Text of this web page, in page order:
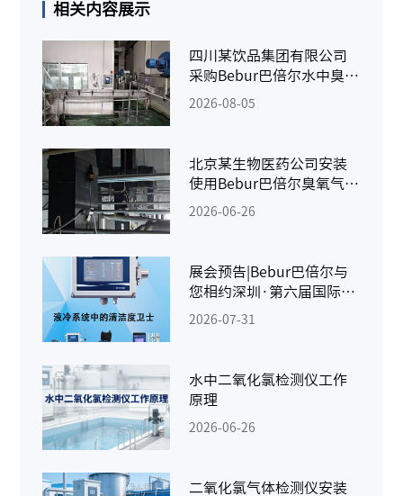
相关内容展示
四川某饮品集团有限公司
采购Bebur巴倍尔水中臭氧
检测仪
2026-08-05
北京某生物医药公司安装
使用Bebur巴倍尔臭氧气体
检测仪
2026-06-26
展会预告|Bebur巴倍尔与
您相约深圳·第六届国际
AIDC液冷供应链千人峰会
2026-07-31
水中二氧化氯检测仪工作
原理
2026-06-26
二氧化氯气体检测仪安装